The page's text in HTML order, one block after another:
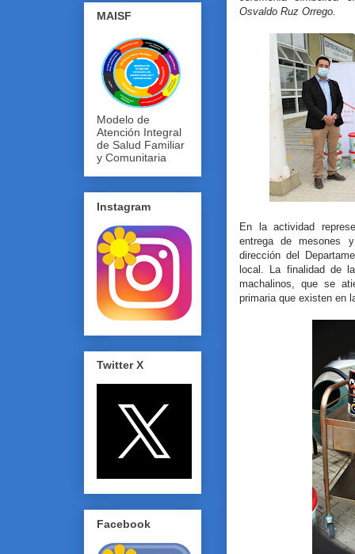
Osvaldo Ruz Orrego.
En la actividad
entrega de mesones
dirección del
local. La finalidad de
machalinos, que se
primaria que existen en
MAISF
Modelo de
Atención Integral
de Salud Familiar
y Comunitaria
Instagram
Twitter X
Facebook